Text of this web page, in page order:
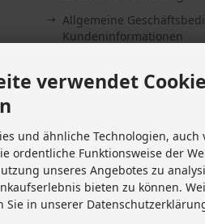
Allgemeine
Kundeninformationen
Kontakt
Lieferzeit
Vertrag widerrufen
Cookie Einstellungen
verwendet
und ähnliche Technologien, auch
ordentliche Funktionsweise der
unseres Angebotes zu
bieten zu können.
in unserer